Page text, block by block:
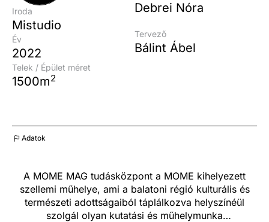
Iroda
Mistudio
Év
2022
Telek / Épület méret
1500m2
Debrei Nóra
Tervező
Bálint Ábel
Adatok
A MOME MAG tudásközpont a MOME kihelyezett
szellemi műhelye, ami a balatoni régió kulturális és
természeti adottságaiból táplálkozva helyszínéül
szolgál olyan kutatási és műhelymunka